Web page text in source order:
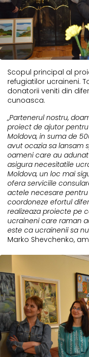
Scopul principal al
refugiatilor ucraineni.
donatorii veniti din
cunoasca.
„Partenerul nostru,
proiect de ajutor
Moldova, in suma de
avut ocazia sa lansam
oameni care au
asigura necesitatile
Moldova, un loc mai
ofera serviciile
actele necesare
coordoneze efortul
realizeaza proiecte pe
ucraineni care raman
este ca ucrainenii sa
Marko Shevchenko,